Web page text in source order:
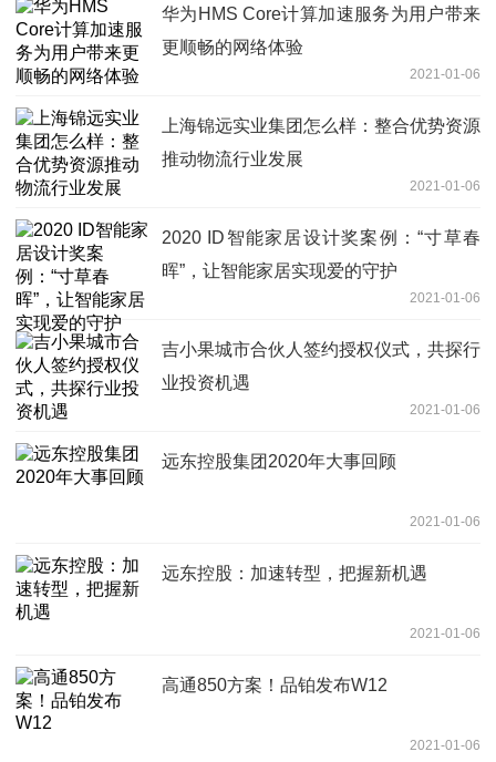
华为HMS Core计算加速服务为用户带来
更顺畅的网络体验
2021-01-06
上海锦远实业集团怎么样：整合优势资源
推动物流行业发展
2021-01-06
2020 ID智能家居设计奖案例：“寸草春
晖”，让智能家居实现爱的守护
2021-01-06
吉小果城市合伙人签约授权仪式，共探行
业投资机遇
2021-01-06
远东控股集团2020年大事回顾
2021-01-06
远东控股：加速转型，把握新机遇
2021-01-06
高通850方案！品铂发布W12
2021-01-06